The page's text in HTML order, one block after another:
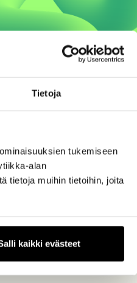
Tietoja
tukemiseen
alan
tietoja muihin tietoihin, joita
kaikki evästeet